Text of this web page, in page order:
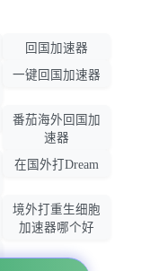
回国加速器
一键回国加速器
番茄海外回国加
速器
在国外打Dream
境外打重生细胞
加速器哪个好